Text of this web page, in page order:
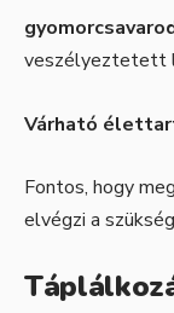
veszélyeztetett
Várható
Fontos, hogy
elvégzi a